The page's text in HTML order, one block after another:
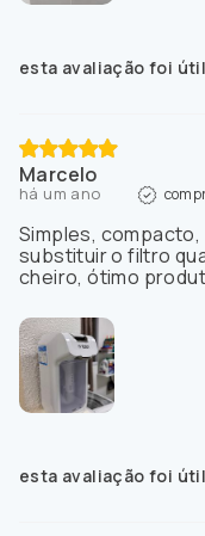
esta avaliação foi
Marcelo
há um ano
Simples,
substituir o filtro
cheiro, ótimo
esta avaliação foi